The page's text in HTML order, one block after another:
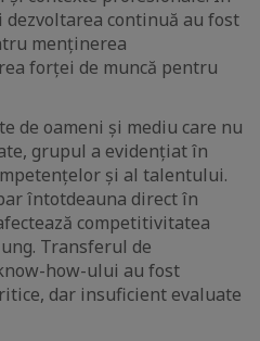
continuă au fost
menținerea
forței de muncă pentru
de oameni și mediu care nu
grupul a evidențiat în
și al talentului.
întotdeauna direct în
competitivitatea
Transferul de
how-ului au fost
dar insuficient evaluate